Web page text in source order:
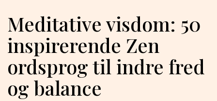
Meditative visdom: 50
inspirerende Zen
ordsprog til indre fred
og balance